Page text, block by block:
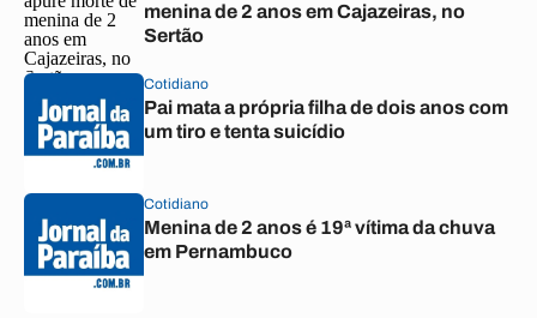
menina de 2 anos em Cajazeiras, no
Sertão
Cotidiano
Pai mata a própria filha de dois anos com
um tiro e tenta suicídio
Cotidiano
Menina de 2 anos é 19ª vítima da chuva
em Pernambuco